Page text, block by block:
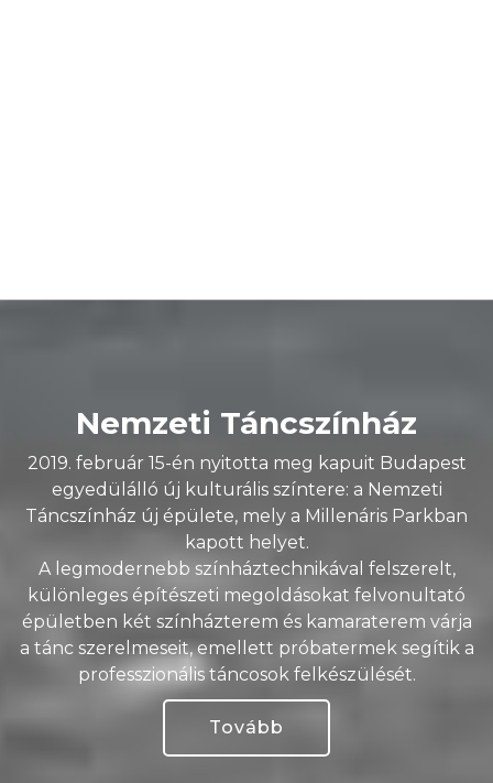
Nemzeti Táncszínház
2019. február 15-én nyitotta meg kapuit Budapest
egyedülálló új kulturális színtere: a Nemzeti
Táncszínház új épülete, mely a Millenáris Parkban
kapott helyet.
A legmodernebb színháztechnikával felszerelt,
különleges építészeti megoldásokat felvonultató
épületben két színházterem és kamaraterem várja
a tánc szerelmeseit, emellett próbatermek segítik a
professzionális táncosok felkészülését.
Tovább